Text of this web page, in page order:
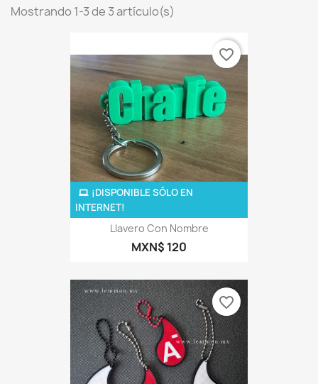
Mostrando 1-3 de 3 artículo(s)
Llavero Con Nombre
MXN$ 120
¡DISPONIBLE SÓLO EN
INTERNET!
favorite_border
favorite_border